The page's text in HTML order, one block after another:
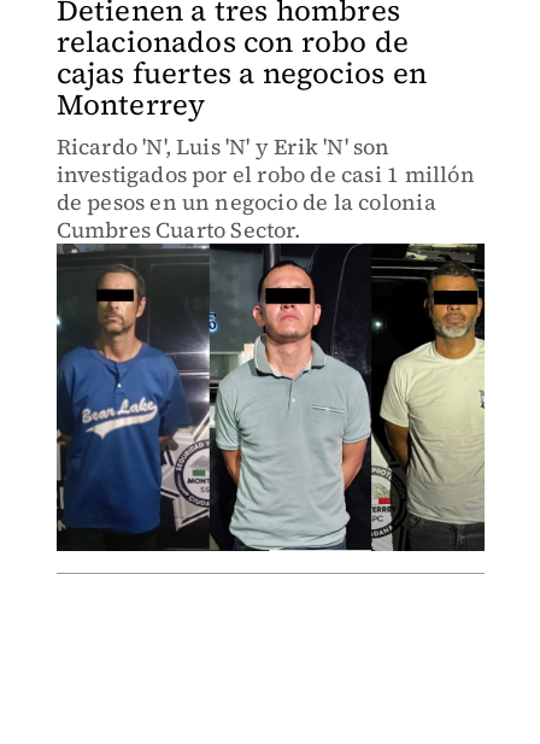
Detienen a tres hombres
relacionados con robo de
cajas fuertes a negocios en
Monterrey
Ricardo 'N', Luis 'N' y Erik 'N' son
investigados por el robo de casi 1 millón
de pesos en un negocio de la colonia
Cumbres Cuarto Sector.